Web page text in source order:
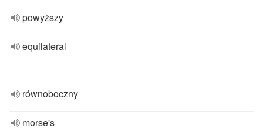
powyższy
equilateral
równoboczny
morse's